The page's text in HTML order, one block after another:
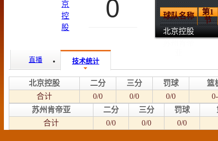
0 球队名称
第1
节
北京控股
直播 技术统计
北京控股 二分 三分 罚球
篮
合计
0/0 0/0 0/0
苏州肯帝亚
二分 三分 罚球
合计
0/0 0/0 0/0